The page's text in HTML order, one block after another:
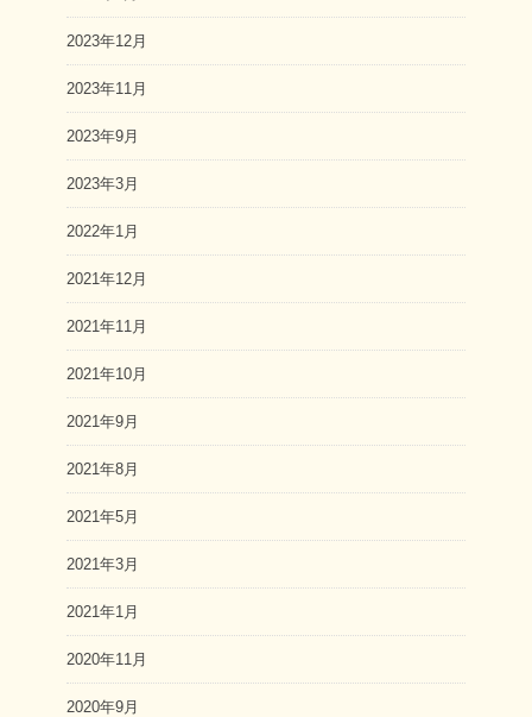
2023年12月
2023年11月
2023年9月
2023年3月
2022年1月
2021年12月
2021年11月
2021年10月
2021年9月
2021年8月
2021年5月
2021年3月
2021年1月
2020年11月
2020年9月